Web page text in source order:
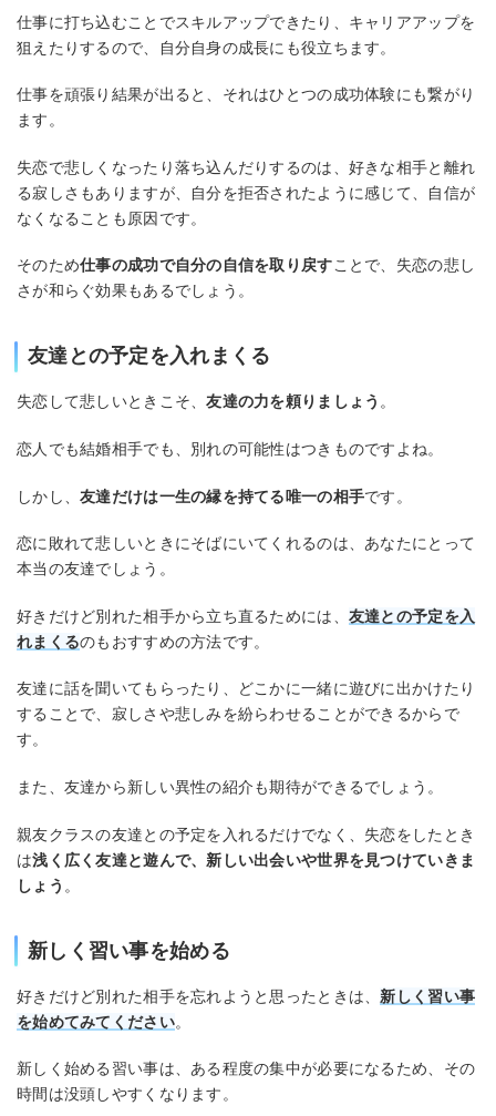
仕事に打ち込むことでスキルアップできたり、キャリアアップを
狙えたりするので、自分自身の成長にも役立ちます。
仕事を頑張り結果が出ると、それはひとつの成功体験にも繋がり
ます。
失恋で悲しくなったり落ち込んだりするのは、好きな相手と離れ
る寂しさもありますが、自分を拒否されたように感じて、自信が
なくなることも原因です。
そのため仕事の成功で自分の自信を取り戻すことで、失恋の悲し
さが和らぐ効果もあるでしょう。
友達との予定を入れまくる
失恋して悲しいときこそ、友達の力を頼りましょう 。
恋人でも結婚相手でも、別れの可能性はつきものですよね。
しかし、友達だけは一生の縁を持てる唯一の相手です。
恋に敗れて悲しいときにそばにいてくれるのは、あなたにとって
本当の友達でしょう。
好きだけど別れた相手から立ち直るためには、 友達との予定を入
れまくるのもおすすめの方法です。
友達に話を聞いてもらったり、どこかに一緒に遊びに出かけたり
することで、寂しさや悲しみを紛らわせることができるからで
す。
また、友達から新しい異性の紹介も期待ができるでしょう。
親友クラスの友達との予定を入れるだけでなく、失恋をしたとき
は浅く広く友達と遊んで、新しい出会いや世界を見つけていきま
しょう 。
新しく習い事を始める
好きだけど別れた相手を忘れようと思ったときは、 新しく習い事
を始めてみてください。
新しく始める習い事は、ある程度の集中が必要になるため、その
時間は没頭しやすくなります。